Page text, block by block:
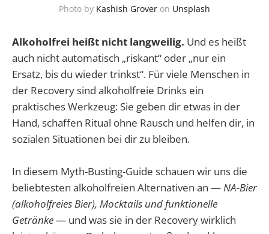
Photo by Kashish Grover on Unsplash
Alkoholfrei heißt nicht langweilig. Und es heißt
auch nicht automatisch „riskant“ oder „nur ein
Ersatz, bis du wieder trinkst“. Für viele Menschen in
der Recovery sind alkoholfreie Drinks ein
praktisches Werkzeug: Sie geben dir etwas in der
Hand, schaffen Ritual ohne Rausch und helfen dir, in
sozialen Situationen bei dir zu bleiben.
In diesem Myth-Busting-Guide schauen wir uns die
beliebtesten alkoholfreien Alternativen an —NA-Bier
(alkoholfreies Bier), Mocktails und funktionelle
Getränke— und was sie in der Recovery wirklich